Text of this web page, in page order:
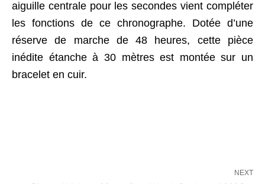
aiguille centrale pour les secondes vient compléter
les fonctions de ce chronographe. Dotée d’une
réserve de marche de 48 heures, cette pièce
inédite étanche à 30 mètres est montée sur un
bracelet en cuir.
NEXT